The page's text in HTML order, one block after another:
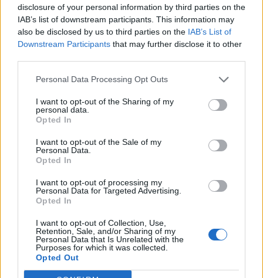
disclosure of your personal information by third parties on the
IAB’s list of downstream participants. This information may
also be disclosed by us to third parties on the IAB’s List of
Downstream Participants that may further disclose it to other
Personal Data Processing Opt Outs
I want to opt-out of the Sharing of my
personal data.
Opted In
I want to opt-out of the Sale of my
Personal Data.
Opted In
I want to opt-out of processing my
Personal Data for Targeted Advertising.
Opted In
I want to opt-out of Collection, Use,
Retention, Sale, and/or Sharing of my
Personal Data that Is Unrelated with the
Purposes for which it was collected.
Opted Out
I giocatori che devono arrivareBacca, Luiz
Adriano, Menez, Zapataci daranno una grossa
mano e potranno fare la differenza.
Calabriaha fatto bene e se non si monta la testa,
RedazioneCanaleMilan
Autore